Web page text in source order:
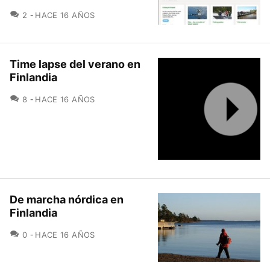
2 COMENTARIOS
HACE 16 AÑOS
Time lapse del verano en
Finlandia
8 COMENTARIOS
HACE 16 AÑOS
De marcha nórdica en
Finlandia
0 COMENTARIOS
HACE 16 AÑOS